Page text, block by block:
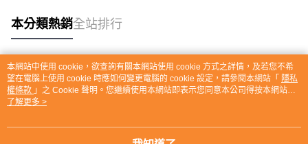
本分類熱銷全站排行
熱門標籤
本網站中使用 cookie，欲查詢有關本網站使用 cookie 方式之詳情，及若您不希
望在電腦上使用 cookie 時應如何變更電腦的 cookie 設定，請參閱本網站「 隱私
權條款 」之 Cookie 聲明。您繼續使用本網站即表示您同意本公司得按本網站使
用條款之 Cookie 聲明使用 cookie。
了解更多 >